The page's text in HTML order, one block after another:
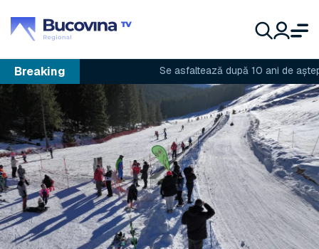
Breaking Se asfaltează după 10 ani de așteptare